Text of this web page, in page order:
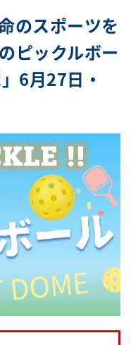
のスポーツを
ピックルボー
6月27日・